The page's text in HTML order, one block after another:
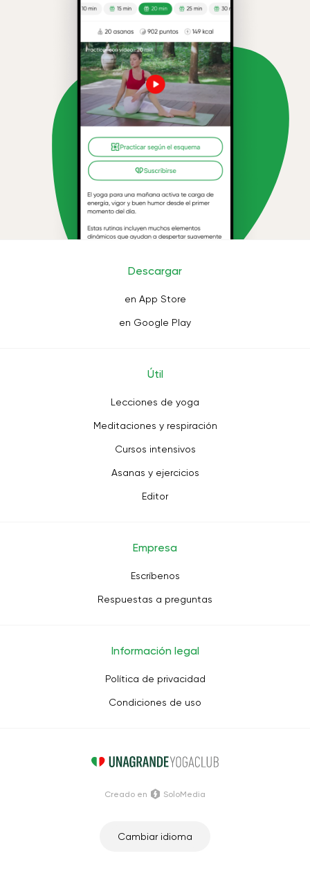
Descargar
en App Store
en Google Play
Útil
Lecciones de yoga
Meditaciones y respiración
Cursos intensivos
Asanas y ejercicios
Editor
Empresa
Escríbenos
Respuestas a preguntas
Información legal
Política de privacidad
Condiciones de uso
Cambiar idioma
Creado en SoloMedia